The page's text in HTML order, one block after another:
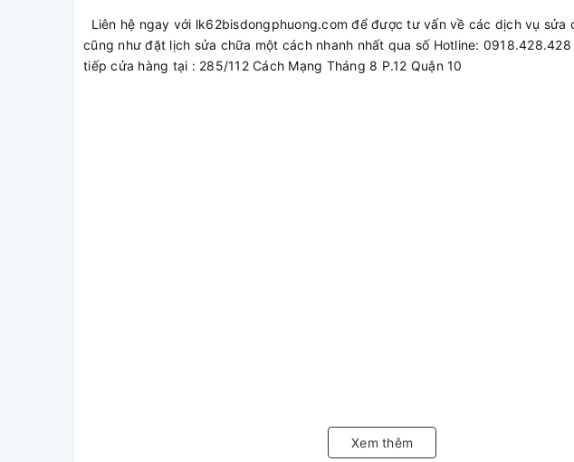
Liên hệ ngay với lk62bisdongphuong.com để được tư vấn về các dịch vụ sửa
cũng như đặt lịch sửa chữa một cách nhanh nhất qua số Hotline:
tiếp cửa hàng tại : 285/112 Cách Mạng Tháng 8 P.12 Quận 10
Xem thêm